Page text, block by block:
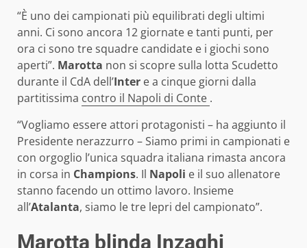
“È uno dei campionati più equilibrati degli ultimi
anni. Ci sono ancora 12 giornate e tanti punti, per
ora ci sono tre squadre candidate e i giochi sono
aperti”. Marotta non si scopre sulla lotta Scudetto
durante il CdA dell’Inter e a cinque giorni dalla
partitissima contro il Napoli di Conte .
“Vogliamo essere attori protagonisti – ha aggiunto il
Presidente nerazzurro – Siamo primi in campionati e
con orgoglio l’unica squadra italiana rimasta ancora
in corsa in Champions. Il Napoli e il suo allenatore
stanno facendo un ottimo lavoro. Insieme
all’Atalanta, siamo le tre lepri del campionato”.
Marotta blinda Inzaghi